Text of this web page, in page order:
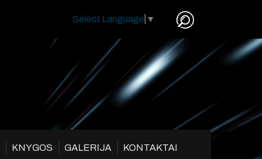
Select Language ▼
KNYGOS GALERIJA KONTAKTAI